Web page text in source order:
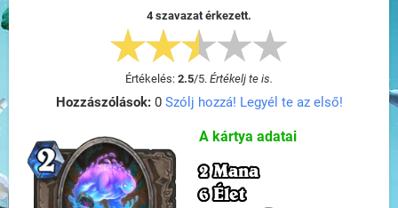
4 szavazat érkezett.
Értékelés: 2.5/5. Értékelj te is.
Hozzászólások:0 Szólj hozzá! Legyél te az első!
A kártya adatai
2 Mana
6 Élet